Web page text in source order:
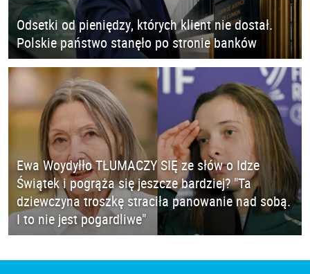
Odsetki od pieniędzy, których klient nie dostał.
Polskie państwo stanęło po stronie banków
Ewa Woydyłło TŁUMACZY SIĘ ze słów o Idze
Świątek i pogrąża się jeszcze bardziej? "Ta
dziewczyna troszkę straciła panowanie nad sobą.
I to nie jest pogardliwe"